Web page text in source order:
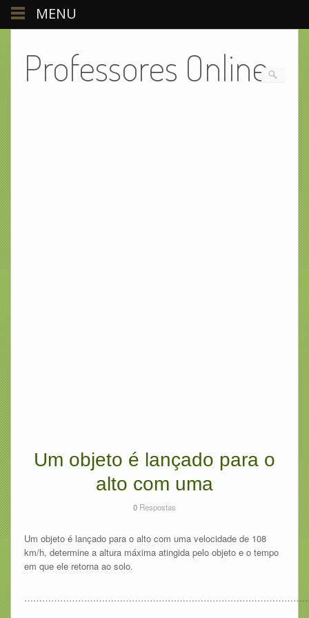
Professores Online
Um objeto é lançado para o
alto com uma
0 Respostas
Um objeto é lançado para o alto com uma velocidade de 108
km/h, determine a altura máxima atingida pelo objeto e o tempo
em que ele retorna ao solo.
MENU